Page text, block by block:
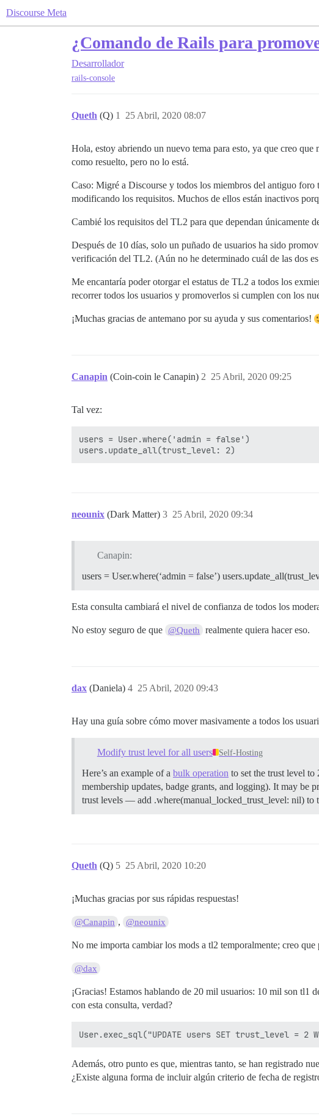
Discourse Meta
¿Comando de Rails para
Desarrollador
rails-console
Queth (Q) 25 Abril, 2020 08:07
1
Hola, estoy abriendo un nuevo tema para esto, ya que creo que
como resuelto, pero no lo está.
Caso: Migré a Discourse y todos los miembros del antiguo
modificando los requisitos. Muchos de ellos están inactivos
Cambié los requisitos del TL2 para que dependan únicamente
Después de 10 días, solo un puñado de usuarios ha sido
verificación del TL2. (Aún no he determinado cuál de las dos
Me encantaría poder otorgar el estatus de TL2 a todos los
recorrer todos los usuarios y promoverlos si cumplen con los
¡Muchas gracias de antemano por su ayuda y sus comentarios!
Canapin (Coin-coin le Canapin) 25 Abril, 2020 09:25
2
Tal vez:
users = User.where('admin = false')
neounix (Dark Matter) 25 Abril, 2020 09:34
3
Canapin:
users = User.where(‘admin = false’)
Esta consulta cambiará el nivel de confianza de todos los
No estoy seguro de que @Queth realmente quiera hacer eso.
dax (Daniela) 25 Abril, 2020 09:43
4
Hay una guía sobre cómo mover masivamente a todos los
Modify trust level for all users Self-Hosting
Here’s an example of a bulk operation to set the trust level
membership updates, badge grants, and logging). It may be
trust levels — add .where(manual_locked_trust_level: nil)
Queth (Q) 25 Abril, 2020 10:20
5
¡Muchas gracias por sus rápidas respuestas!
@Canapin , @neounix
No me importa cambiar los mods a tl2 temporalmente; creo
@dax
¡Gracias! Estamos hablando de 20 mil usuarios: 10 mil son
con esta consulta, verdad?
Además, otro punto es que, mientras tanto, se han registrado
¿Existe alguna forma de incluir algún criterio de fecha de